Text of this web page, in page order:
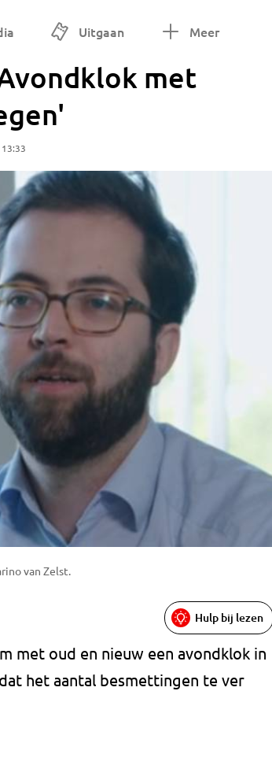
Uitgaan Meer
met
van Zelst.
Hulp bij lezen
met oud en nieuw een avondklok in
het aantal besmettingen te ver